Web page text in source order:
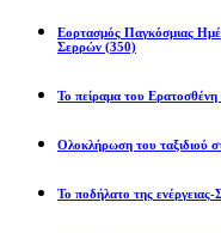
Εορτασμός Παγκόσμιας
Σερρών (350)
Το πείραμα του
Ολοκλήρωση του ταξιδιού
Το ποδήλατο της